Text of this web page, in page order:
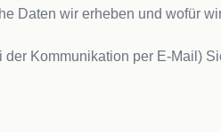
Daten wir erheben und wofür
Kommunikation per E-Mail)